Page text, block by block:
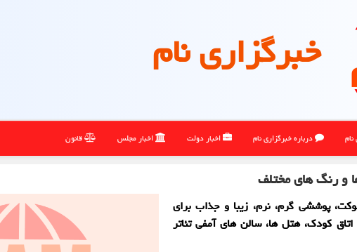
خبرگزاری نام
درباره خبرگزاری نام اخبار دولت اخبار مجلس قانون
و رنگ های مختلف
پوششی گرم، نرم، زیبا و جذاب برای
كودك، هتل ها، سالن های آمفی تئاتر